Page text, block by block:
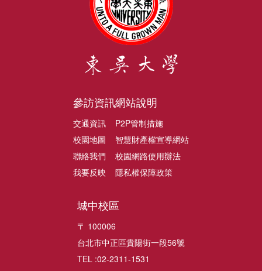
參訪資訊
交通資訊
校園地圖
聯絡我們
我要反映
網站說明
P2P管制措施
智慧財產權宣導網站
校園網路使用辦法
隱私權保障政策
城中校區
〒 100006
台北市中正區貴陽街一段56號
TEL :02-2311-1531